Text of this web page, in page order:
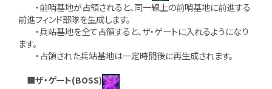
・前哨基地が占領されると、同一線上の前哨基地に前進する
前進フィンド部隊を生成します。
・兵站基地を全て占領すると、ザ・ゲートに入れるようになり
ます。
・占領された兵站基地は一定時間後に再生成されます。
■ザ・ゲート(BOSS)